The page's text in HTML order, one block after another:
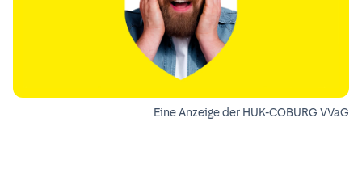
Eine Anzeige der HUK-COBURG VVaG